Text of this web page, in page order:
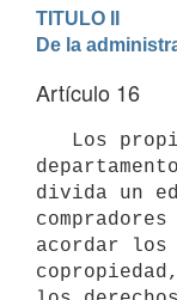
TITULO II
De la
Artículo 16
divida un
acordar los